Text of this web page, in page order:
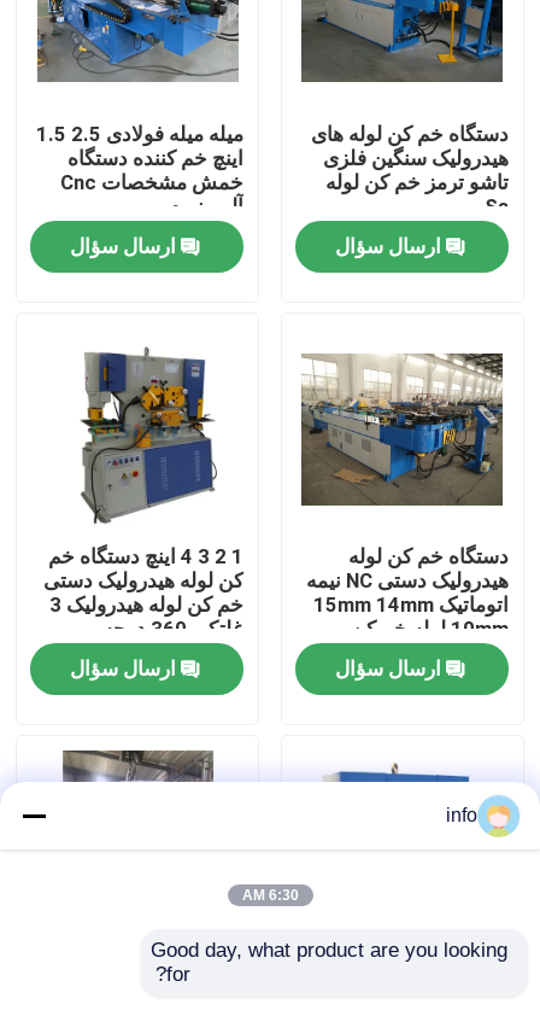
محصولات
دربارهی ما
کارخانه تور
کنترل کیفیت
اخبار
همه موارد
دستگاه خم کن لوله های
هیدرولیک سنگین فلزی
تاشو ترمز خم کن لوله
Ss
ارسال سؤال
میله میله فولادی 2.5 1.5
اینچ خم کننده دستگاه
خمش مشخصات Cnc
آلومینیوم
ارسال سؤال
دستگاه خم کن لوله
هیدرولیک دستی NC نیمه
اتوماتیک 15mm 14mm
10mm لوله خم کن
ارسال سؤال
1 2 3 4 اینچ دستگاه خم
کن لوله هیدرولیک دستی
خم کن لوله هیدرولیک 3
غلتکی 360 درجه
ارسال سؤال
دستگاه خم کن لوله
info
6:30 AM
Good day, what product are you looking
for?